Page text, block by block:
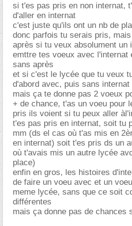
si t'es pas pris en non internat,
d'aller en internat
c'est juste qu'ils ont un nb de
donc parfois tu serais pris,
après si tu veux absolument un
emttre tes voeux avec l'internat
sans après
et si c'est le lycée que tu veux
d'abord avec, puis sans internat
mais ça te donne pas 2 voeux
+ de chance, t'as un voeu pour
pris ils voient si tu peux aller
t'es pas pris en internat, soit tu
mm (ds el cas où t'as mis en
en internat) soit t'es pris ds un
où t'avais mis un autre lycée
place)
enfin en gros, les histoires
de faire un voeu avec et un
meme lycée, sans que ce soit
différentes
mais ça donne pas de chances